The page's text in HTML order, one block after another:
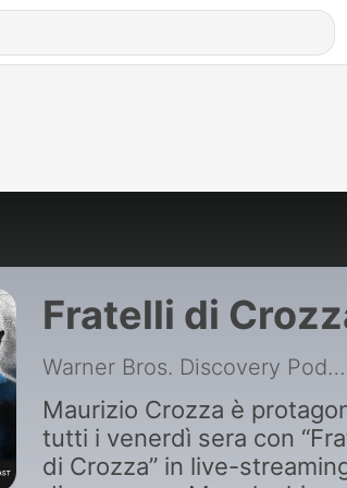
Fratelli di
Warner Bros. Discovery Podcast
Maurizio Crozza è
tutti i venerdì sera con
di Crozza” in live-